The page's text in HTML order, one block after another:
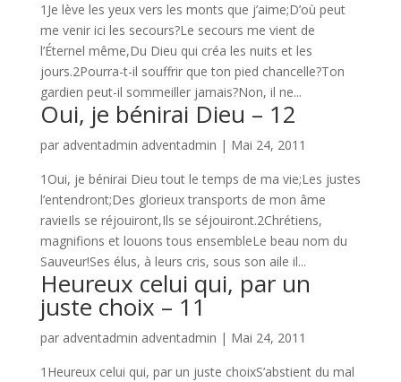
1Je lève les yeux vers les monts que j’aime;D’où peut
me venir ici les secours?Le secours me vient de
l’Éternel même,Du Dieu qui créa les nuits et les
jours.2Pourra-t-il souffrir que ton pied chancelle?Ton
gardien peut-il sommeiller jamais?Non, il ne...
Oui, je bénirai Dieu – 12
par adventadmin adventadmin | Mai 24, 2011
1Oui, je bénirai Dieu tout le temps de ma vie;Les justes
l’entendront;Des glorieux transports de mon âme
ravieIls se réjouiront,Ils se séjouiront.2Chrétiens,
magnifions et louons tous ensembleLe beau nom du
Sauveur!Ses élus, à leurs cris, sous son aile il...
Heureux celui qui, par un
juste choix – 11
par adventadmin adventadmin | Mai 24, 2011
1Heureux celui qui, par un juste choixS’abstient du mal